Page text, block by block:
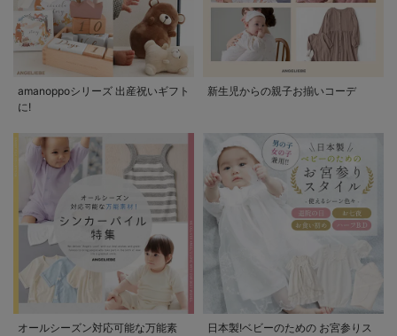
amanoppoシリーズ 出産祝いギフト
に!
新生児からの親子お揃いコーデ
オールシーズン対応可能な万能素
日本製!ベビーのための お宮参りス